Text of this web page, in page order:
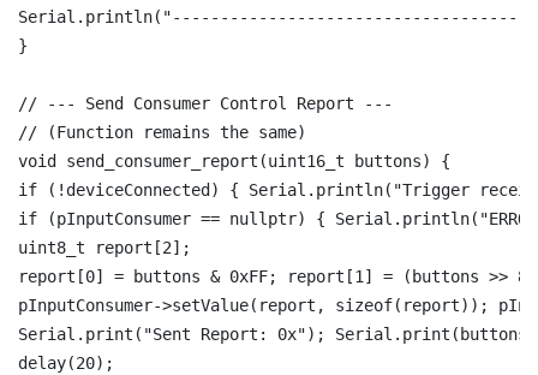
Serial.println("------------------------------------
}
// --- Send Consumer Control Report ---
// (Function remains the same)
void send_consumer_report(uint16_t buttons) {
if (!deviceConnected) { Serial.println("Trigger
if (pInputConsumer == nullptr) {
uint8_t report[2];
report[0] = buttons & 0xFF; report[1] = (buttons >> 8)
pInputConsumer->setValue(report, sizeof(report));
Serial.print("Sent Report: 0x"); Serial.print(buttons,
delay(20);